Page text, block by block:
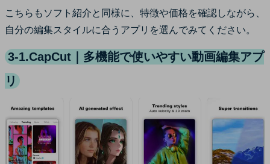
こちらもソフト紹介と同様に、特徴や価格を確認しながら、
自分の編集スタイルに合うアプリを選んでみてください。
3-1.CapCut｜多機能で使いやすい動画編集アプ
リ